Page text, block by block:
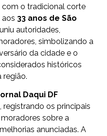
o tradicional corte
33 anos de São
autoridades,
simbolizando a
da cidade e o
históricos
região.
Daqui DF
os principais
sobre a
anunciadas. A